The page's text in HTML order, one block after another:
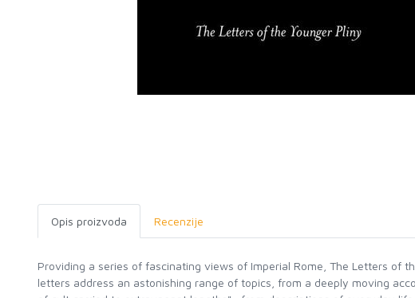
Opis proizvoda Recenzije
Providing a series of fascinating views of Imperial Rome, The Letters of
letters address an astonishing range of topics, from a deeply moving